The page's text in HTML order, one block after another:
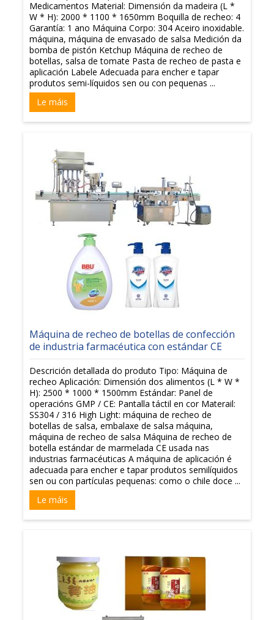
Medicamentos Material: Dimensión da madeira (L *
W * H): 2000 * 1100 * 1650mm Boquilla de recheo: 4
Garantía: 1 ano Máquina Corpo: 304 Aceiro inoxidable.
máquina, máquina de envasado de salsa Medición da
bomba de pistón Ketchup Máquina de recheo de
botellas, salsa de tomate Pasta de recheo de pasta e
aplicación Labele Adecuada para encher e tapar
produtos semi-líquidos sen ou con pequenas ...
Le máis
Máquina de recheo de botellas de confección
de industria farmacéutica con estándar CE
Descrición detallada do produto Tipo: Máquina de
recheo Aplicación: Dimensión dos alimentos (L * W *
H): 2500 * 1000 * 1500mm Estándar: Panel de
operacións GMP / CE: Pantalla táctil en cor Materail:
SS304 / 316 High Light: máquina de recheo de
botellas de salsa, embalaxe de salsa máquina,
máquina de recheo de salsa Máquina de recheo de
botella estándar de marmelada CE usada nas
industrias farmacéuticas A máquina de aplicación é
adecuada para encher e tapar produtos semilíquidos
sen ou con partículas pequenas: como o chile doce ...
Le máis